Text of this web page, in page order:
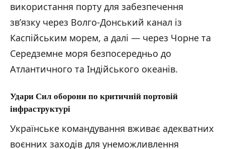
використання порту для забезпечення
зв’язку через Волго-Донський канал із
Каспійським морем, а далі — через Чорне та
Середземне моря безпосередньо до
Атлантичного та Індійського океанів.
Удари Сил оборони по критичній портовій
інфраструктурі
Українське командування вживає адекватних
воєнних заходів для унеможливлення